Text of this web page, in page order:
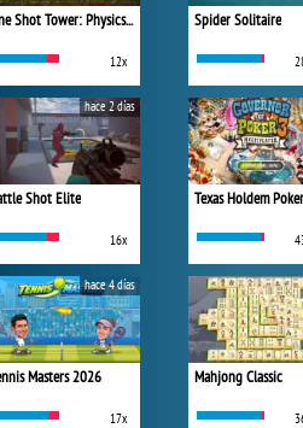
One Shot Tower: Physics Destroyer
12x
Shot Elite
16x
hace 2 días
Masters 2026
17x
hace 4 días
Spider Solitaire
Texas Holdem
Mahjong Classic